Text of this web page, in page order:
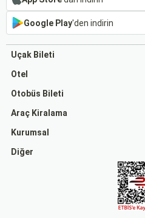
Google Play'den indirin
Uçak Bileti
Otel
Otobüs Bileti
Araç Kiralama
Kurumsal
Diğer